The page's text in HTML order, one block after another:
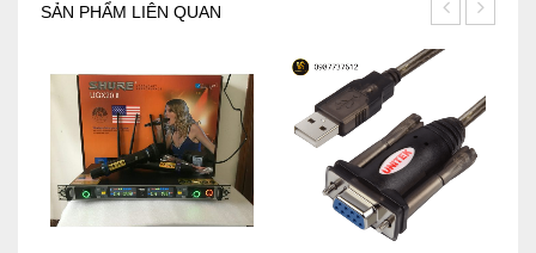
SẢN PHẨM LIÊN QUAN